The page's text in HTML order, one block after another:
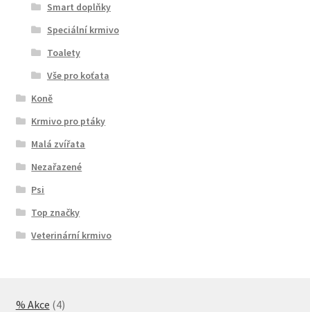
Smart doplňky
Speciální krmivo
Toalety
Vše pro koťata
Koně
Krmivo pro ptáky
Malá zvířata
Nezařazené
Psi
Top značky
Veterinární krmivo
% Akce 44